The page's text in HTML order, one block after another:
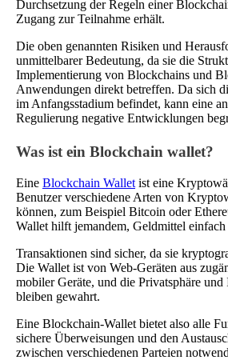
Durchsetzung der Regeln einer
Zugang zur Teilnahme erhält.
Die oben genannten Risiken und
unmittelbarer Bedeutung, da sie die
Implementierung von Blockchains und
Anwendungen direkt betreffen. Da sich
im Anfangsstadium befindet, kann eine
Regulierung negative Entwicklungen
Was ist ein Blockchain wallet?
Eine Blockchain Wallet ist eine
Benutzer verschiedene Arten von
können, zum Beispiel Bitcoin oder
Wallet hilft jemandem, Geldmittel einfach
Transaktionen sind sicher, da sie
Die Wallet ist von Web-Geräten aus
mobiler Geräte, und die Privatsphäre und
bleiben gewahrt.
Eine Blockchain-Wallet bietet also alle
sichere Überweisungen und den
zwischen verschiedenen Parteien